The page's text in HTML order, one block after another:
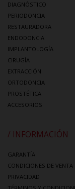
DIAGNÓSTICO
PERIODONCIA
RESTAURADORA
ENDODONCIA
IMPLANTOLOGÍA
CIRUGÍA
EXTRACCIÓN
ORTODONCIA
PROSTÉTICA
ACCESORIOS
/ INFORMACIÓN
GARANTÍA
CONDICIONES DE VENTA
PRIVACIDAD